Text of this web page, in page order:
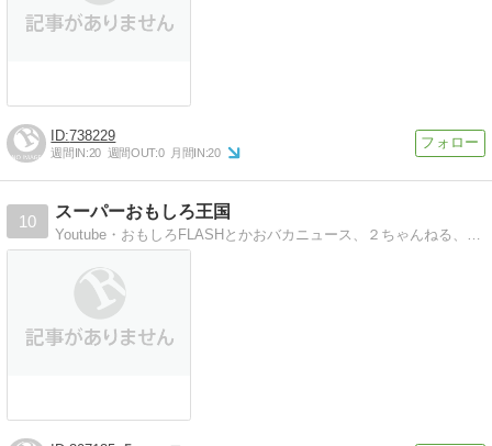
738229
週間IN:20 週間OUT:0 月間IN:20
10
スーパーおもしろ王国
Youtube・おもしろFLASHとかおバカニュース、２ちゃんねる、無料ゲーム攻略、なんかです。